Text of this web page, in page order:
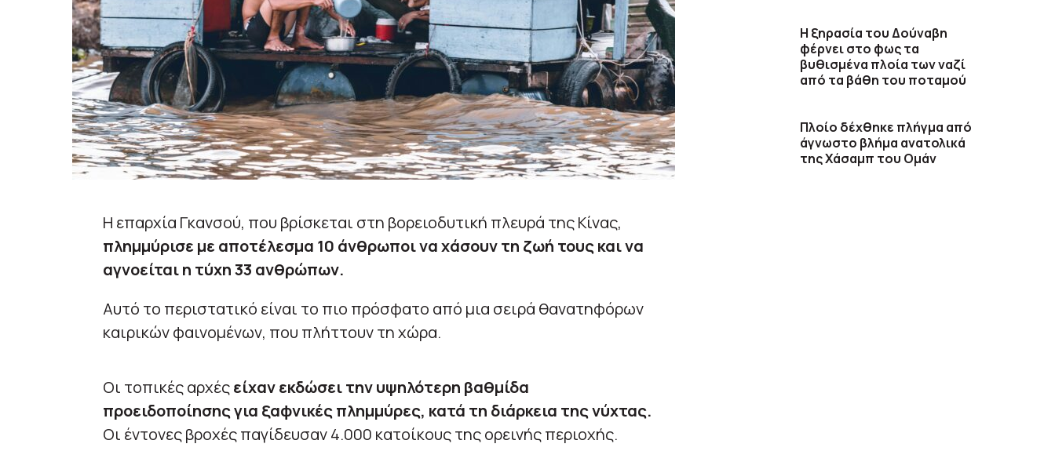
Η επαρχία Γκανσού, που βρίσκεται στη βορειοδυτική πλευρά της Κίνας,
πλημμύρισε με αποτέλεσμα 10 άνθρωποι να χάσουν τη ζωή τους και να
αγνοείται η τύχη 33 ανθρώπων.
Αυτό το περιστατικό είναι το πιο πρόσφατο από μια σειρά θανατηφόρων
καιρικών φαινομένων, που πλήττουν τη χώρα.
Οι τοπικές αρχέςείχαν εκδώσει την υψηλότερη βαθμίδα
προειδοποίησης για ξαφνικές πλημμύρες, κατά τη διάρκεια της νύχτας.
Οι έντονες βροχές παγίδευσαν 4.000 κατοίκους της ορεινής περιοχής.
Η ξηρασία του Δούναβη
φέρνει στο φως τα
βυθισμένα πλοία των ναζί
από τα βάθη του ποταμού
Πλοίο δέχθηκε πλήγμα από
άγνωστο βλήμα ανατολικά
της Χάσαμπ του Ομάν